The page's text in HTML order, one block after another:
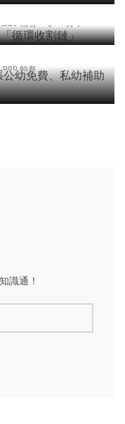
「循環收割鏈」
觀看 4 分享
公幼免費、私幼
觀看
識通！